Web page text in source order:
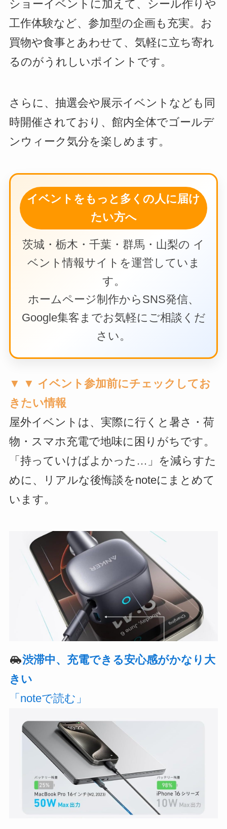
ショーイベントに加えて、シール作りや
工作体験など、参加型の企画も充実。お
買物や食事とあわせて、気軽に立ち寄れ
るのがうれしいポイントです。
さらに、抽選会や展示イベントなども同
時開催されており、館内全体でゴールデ
ンウィーク気分を楽しめます。
イベントをもっと多くの人に届け
たい方へ
茨城・栃木・千葉・群馬・山梨の イ
ベント情報サイトを運営していま
す。
ホームページ制作からSNS発信、
Google集客までお気軽にご相談くだ
さい。
▼ ▼ イベント参加前にチェックしてお
きたい情報
屋外イベントは、実際に行くと暑さ・荷
物・スマホ充電で地味に困りがちです。
「持っていけばよかった…」を減らすた
めに、リアルな後悔談をnoteにまとめて
います。
渋滞中、充電できる安心感がかなり大
きい
「noteで読む」